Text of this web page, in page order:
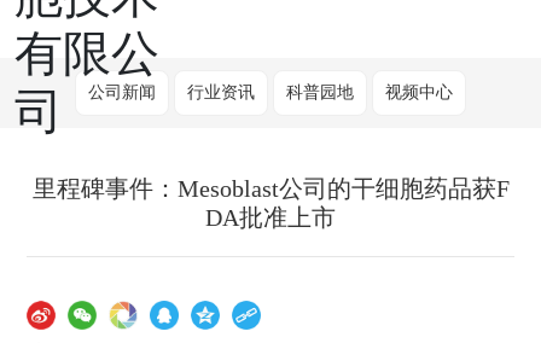
公司新闻 行业资讯 科普园地 视频中心
里程碑事件：Mesoblast公司的干细胞药品获F
DA批准上市